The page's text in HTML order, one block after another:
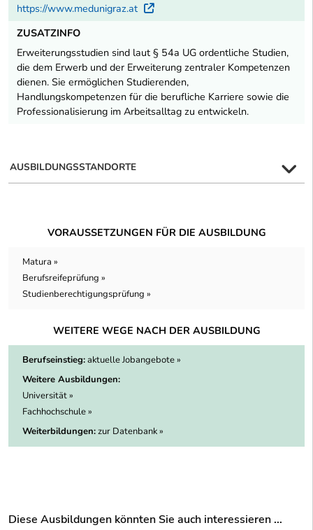
https://www.medunigraz.at
Externer Link
ZUSATZINFO
Erweiterungsstudien sind laut § 54a UG ordentliche Studien,
die dem Erwerb und der Erweiterung zentraler Kompetenzen
dienen. Sie ermöglichen Studierenden,
Handlungskompetenzen für die berufliche Karriere sowie die
Professionalisierung im Arbeitsalltag zu entwickeln.
AUSBILDUNGSSTANDORTE
VORAUSSETZUNGEN FÜR DIE AUSBILDUNG
Matura »
Berufsreifeprüfung »
Studienberechtigungsprüfung »
WEITERE WEGE NACH DER AUSBILDUNG
Berufseinstieg:aktuelle Jobangebote »
Weitere Ausbildungen:
Universität »
Fachhochschule »
Weiterbildungen:zur Datenbank »
Diese Ausbildungen könnten Sie auch interessieren ...